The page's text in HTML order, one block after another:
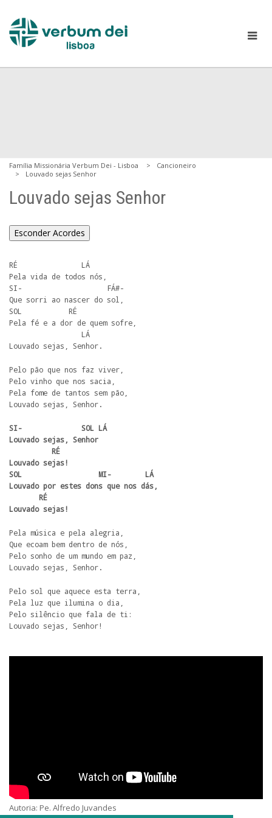
Família Missionária Verbum Dei - Lisboa
Cancioneiro
Louvado sejas Senhor
Louvado sejas Senhor
Esconder Acordes
RÉ               LÁ
Pela vida de todos nós,
SI-                    FÁ#-
Que sorri ao nascer do sol,
SOL           RÉ
Pela fé e a dor de quem sofre,
Louvado sejas, Senhor.
Pelo pão que nos faz viver,
Pelo vinho que nos sacia,
Pela fome de tantos sem pão,
Louvado sejas, Senhor.
SI-              SOL LÁ
Louvado sejas, Senhor
Louvado sejas!
SOL                  MI-        LÁ
Louvado por estes dons que nos dás,
Louvado sejas!
Pela música e pela alegria,
Que ecoam bem dentro de nós,
Pelo sonho de um mundo em paz,
Louvado sejas, Senhor.
Pelo sol que aquece esta terra,
Pela luz que ilumina o dia,
Pelo silêncio que fala de ti:
Louvado sejas, Senhor!
Autoria: Pe. Alfredo Juvandes